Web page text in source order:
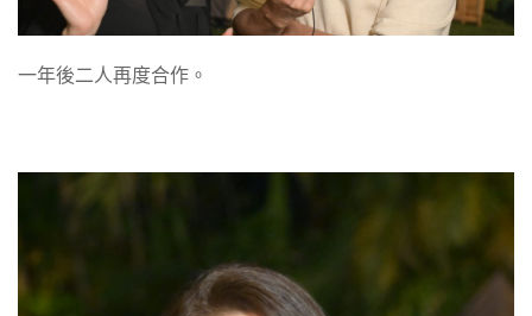
一年後二人再度合作。